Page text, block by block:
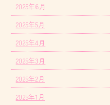
2025年6月
2025年5月
2025年4月
2025年3月
2025年2月
2025年1月